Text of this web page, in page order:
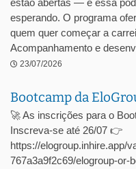
estão abertas — e essa
esperando. O programa
quem quer começar a
Acompanhamento e
23/07/2026
Bootcamp da
🚀 As inscrições para o
Inscreva-se até 26/07 👉
https://elogroup.inhire.app/
767a3a9f2c69/elogroup-or-